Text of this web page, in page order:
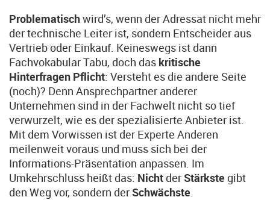
Problematischwird’s, wenn der Adressat nicht mehr
der technische Leiter ist, sondern Entscheider aus
Vertrieb oder Einkauf. Keineswegs ist dann
Fachvokabular Tabu, doch das kritische
Hinterfragen Pflicht: Versteht es die andere Seite
(noch)? Denn Ansprechpartner anderer
Unternehmen sind in der Fachwelt nicht so tief
verwurzelt, wie es der spezialisierte Anbieter ist.
Mit dem Vorwissen ist der Experte Anderen
meilenweit voraus und muss sich bei der
Informations-Präsentation anpassen. Im
Umkehrschluss heißt das: Nicht derStärkste gibt
den Weg vor, sondern derSchwächste.